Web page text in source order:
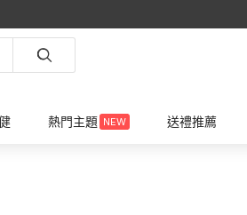
熱門主題 NEW 送禮推薦